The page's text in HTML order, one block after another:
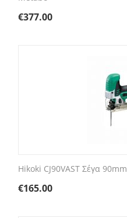
€377.00
Hikoki CJ90VAST Σέγα 90mm
€165.00